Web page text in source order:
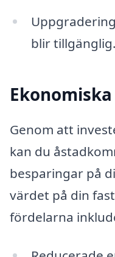
blir tillgänglig.
Genom att
kan du
besparingar på
värdet på din
fördelarna